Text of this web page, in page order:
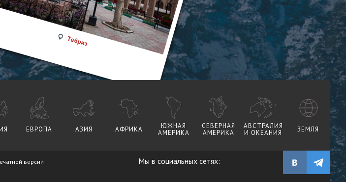
Тебриз
ЕВРОПА АЗИЯ АФРИКА
ЮЖНАЯ
АМЕРИКА
СЕВЕРНАЯ
АМЕРИКА
АВСТРАЛИЯ
И ОКЕАНИЯ
ЗЕМЛЯ
версии
Мы в социальных сетях: